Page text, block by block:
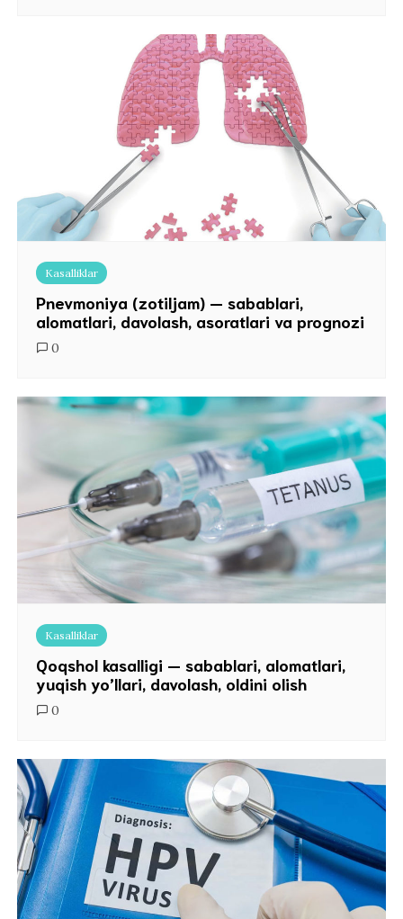
Kasalliklar
Pnevmoniya (zotiljam) — sabablari,
alomatlari, davolash, asoratlari va prognozi
0
Kasalliklar
Qoqshol kasalligi — sabablari, alomatlari,
yuqish yo’llari, davolash, oldini olish
0